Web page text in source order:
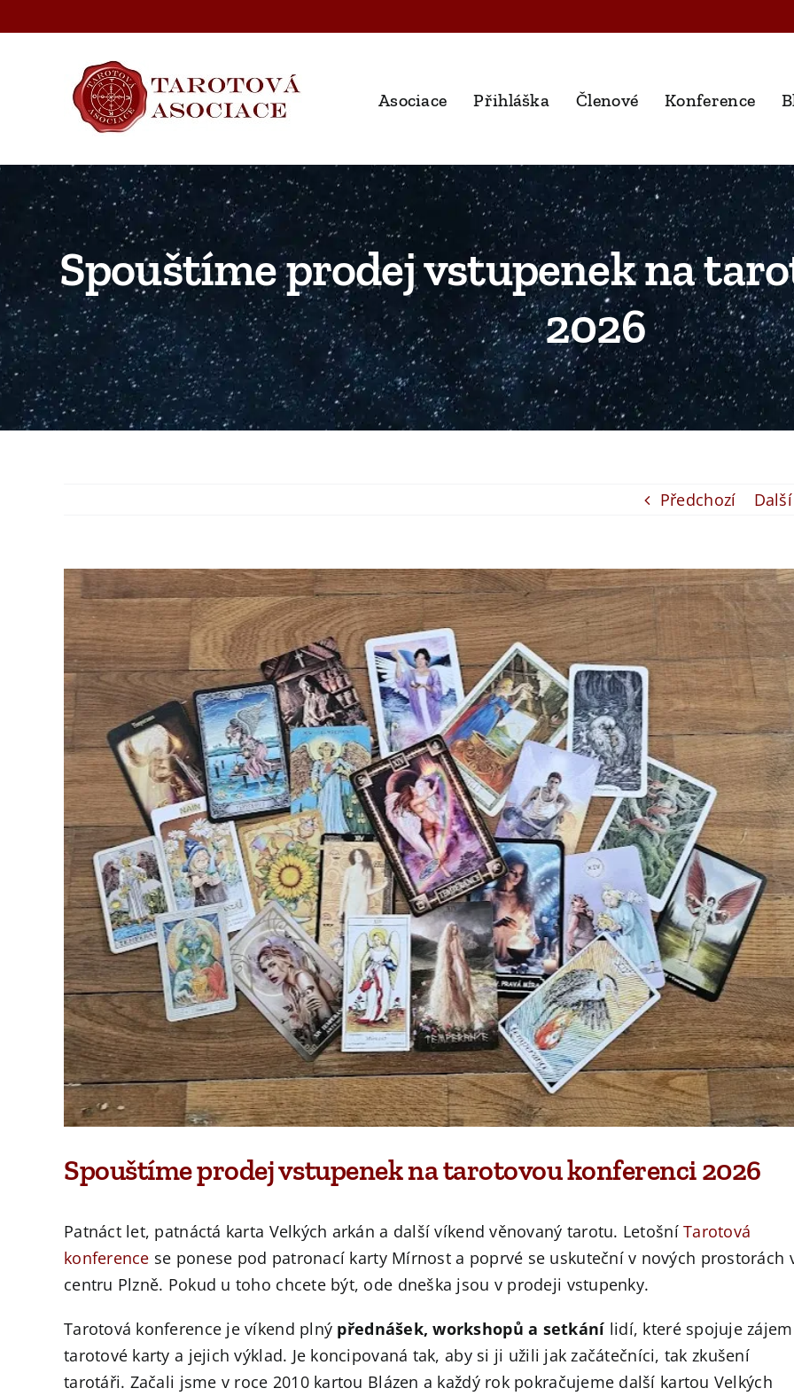
to
Asociace Přihláška Členové Konference
Spouštíme prodej vstupenek na
2026
Předchozí Další
View
Larger
Image
Spouštíme prodej vstupenek na tarotovou konferenci 2026
Patnáct let, patnáctá karta Velkých arkán a další víkend věnovaný tarotu. LetošníTarotová
konference se ponese pod patronací karty Mírnost a poprvé se uskuteční v nových prostorách
centru Plzně. Pokud u toho chcete být, ode dneška jsou v prodeji vstupenky.
Tarotová konference je víkend plný přednášek, workshopů a setkání lidí, které spojuje
tarotové karty a jejich výklad. Je koncipovaná tak, aby si ji užili jak začátečníci, tak zkušení
tarotáři. Začali jsme v roce 2010 kartou Blázen a každý rok pokračujeme další kartou Velkých